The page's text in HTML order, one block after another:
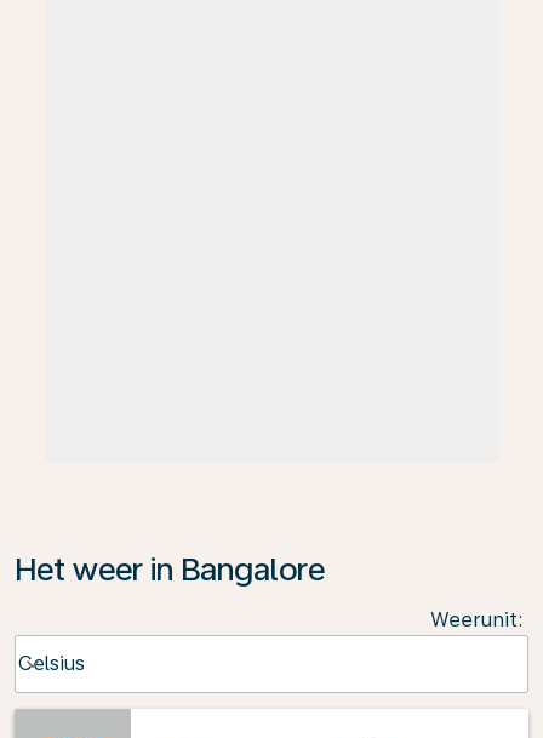
Het weer in Bangalore
Weerunit:
Celsius
keyboard_arrow_down